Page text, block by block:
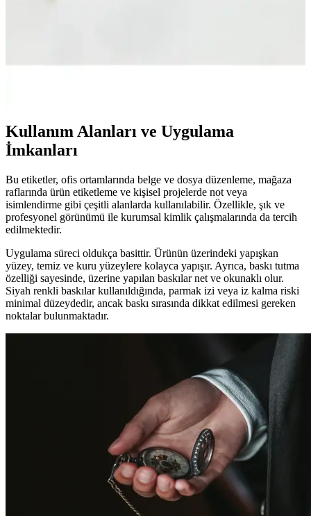
Şık tasarımı ve dayanıklı yapısıyla Dem Home'un 2'li kavanoz seti,
Kullanım Alanları ve Uygulama
İmkanları
Bu etiketler, ofis ortamlarında belge ve dosya düzenleme, mağaza
raflarında ürün etiketleme ve kişisel projelerde not veya
isimlendirme gibi çeşitli alanlarda kullanılabilir. Özellikle, şık ve
profesyonel görünümü ile kurumsal kimlik çalışmalarında da tercih
edilmektedir.
Uygulama süreci oldukça basittir. Ürünün üzerindeki yapışkan
yüzey, temiz ve kuru yüzeylere kolayca yapışır. Ayrıca, baskı tutma
özelliği sayesinde, üzerine yapılan baskılar net ve okunaklı olur.
Siyah renkli baskılar kullanıldığında, parmak izi veya iz kalma riski
minimal düzeydedir, ancak baskı sırasında dikkat edilmesi gereken
noktalar bulunmaktadır.